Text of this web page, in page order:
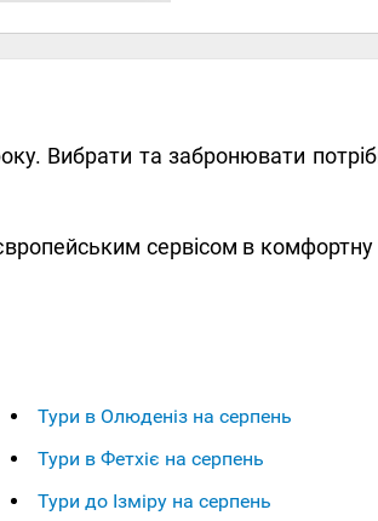
Вибрати та забронювати
сервісом в
Тури в Олюденіз на серпень
Тури в Фетхіє на серпень
Тури до Ізміру на серпень